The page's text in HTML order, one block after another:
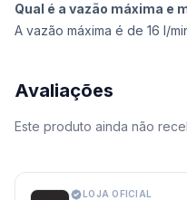
Qual é a vazão máxima e
A vazão máxima é de 16 l/
Avaliações
Este produto ainda não
LOJA OFICIAL